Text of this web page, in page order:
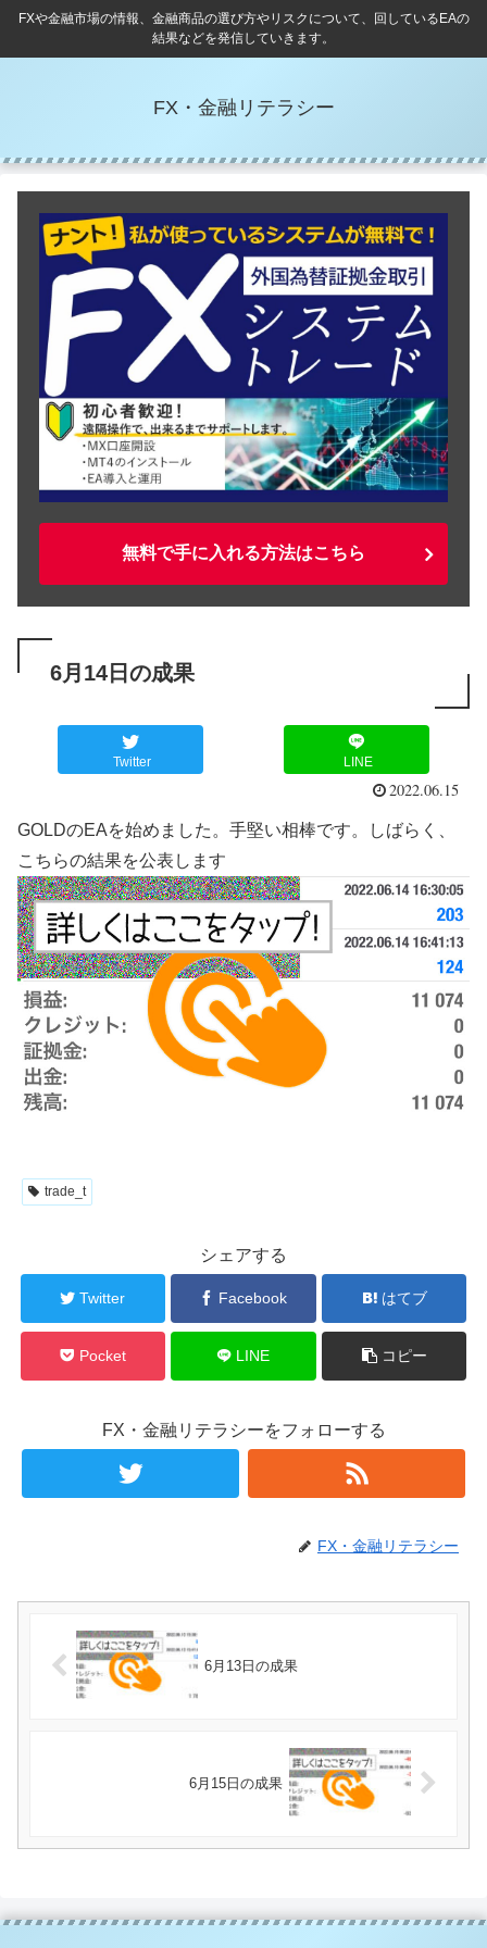
FXや金融市場の情報、金融商品の選び方やリスクについて、回しているEAの
結果などを発信していきます。
FX・金融リテラシー
無料で手に入れる方法はこちら
6月14日の成果
Twitter LINE
2022.06.15
GOLDのEAを始めました。手堅い相棒です。しばらく、
こちらの結果を公表します
trade_t
シェアする
Twitter Facebook はてブ
Pocket LINE コピー
FX・金融リテラシーをフォローする
FX・金融リテラシー
6月13日の成果
6月15日の成果